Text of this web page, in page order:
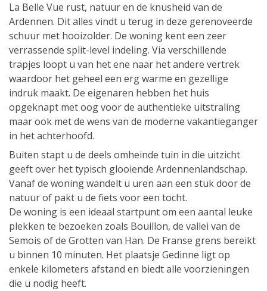
La Belle Vue rust, natuur en de knusheid van de
Ardennen. Dit alles vindt u terug in deze gerenoveerde
schuur met hooizolder. De woning kent een zeer
verrassende split-level indeling. Via verschillende
trapjes loopt u van het ene naar het andere vertrek
waardoor het geheel een erg warme en gezellige
indruk maakt. De eigenaren hebben het huis
opgeknapt met oog voor de authentieke uitstraling
maar ook met de wens van de moderne vakantieganger
in het achterhoofd.
Buiten stapt u de deels omheinde tuin in die uitzicht
geeft over het typisch glooiende Ardennenlandschap.
Vanaf de woning wandelt u uren aan een stuk door de
natuur of pakt u de fiets voor een tocht.
De woning is een ideaal startpunt om een aantal leuke
plekken te bezoeken zoals Bouillon, de vallei van de
Semois of de Grotten van Han. De Franse grens bereikt
u binnen 10 minuten. Het plaatsje Gedinne ligt op
enkele kilometers afstand en biedt alle voorzieningen
die u nodig heeft.